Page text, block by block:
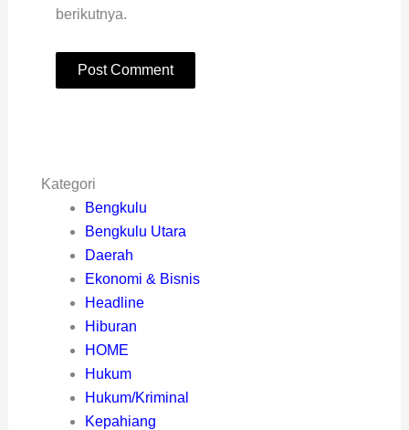
berikutnya.
Kategori
Bengkulu
Bengkulu Utara
Daerah
Ekonomi & Bisnis
Headline
Hiburan
HOME
Hukum
Hukum/Kriminal
Kepahiang